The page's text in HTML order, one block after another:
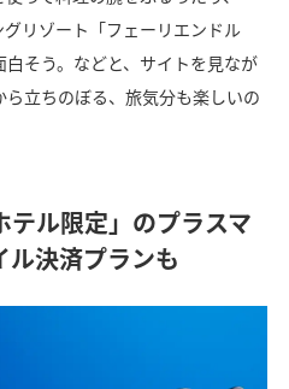
リゾート「フェーリエンドル
そう。などと、サイトを見なが
立ちのぼる、旅気分も楽しいの
テル限定」のプラスマ
ル決済プランも